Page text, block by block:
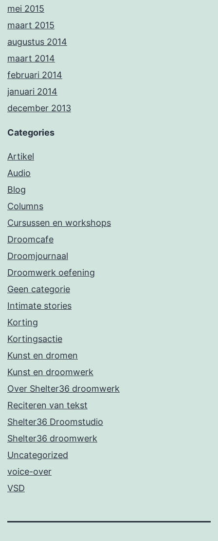
mei 2015
maart 2015
augustus 2014
maart 2014
februari 2014
januari 2014
december 2013
Categories
Artikel
Audio
Blog
Columns
Cursussen en workshops
Droomcafe
Droomjournaal
Droomwerk oefening
Geen categorie
Intimate stories
Korting
Kortingsactie
Kunst en dromen
Kunst en droomwerk
Over Shelter36 droomwerk
Reciteren van tekst
Shelter36 Droomstudio
Shelter36 droomwerk
Uncategorized
voice-over
VSD